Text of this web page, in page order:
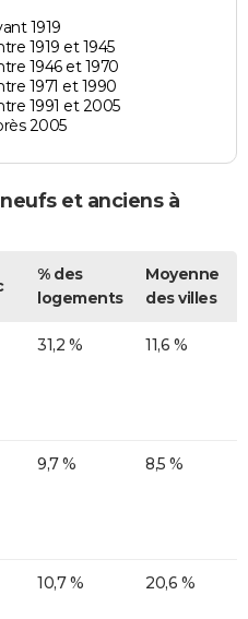
1919
1919 et 1945
1946 et 1970
1971 et 1990
1991 et 2005
2005
et anciens à
% des
logements
Moyenne
des villes
31,2 % 11,6 %
9,7 % 8,5 %
10,7 % 20,6 %